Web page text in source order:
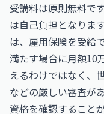
受講料は原則無料で
は自己負担となりま
は、雇用保険を受給
満たす場合に月額10
えるわけではなく、
などの厳しい審査が
資格を確認すること